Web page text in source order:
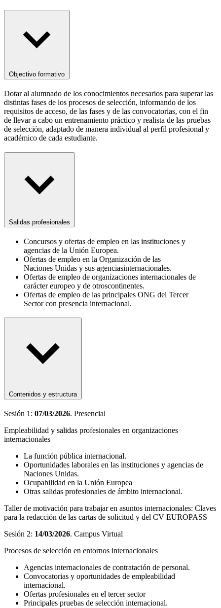
Objectivo formativo
Dotar al alumnado de los conocimientos necesarios para superar las
distintas fases de los procesos de selección, informando de los
requisitos de acceso, de las fases y de las convocatorias, con el fin
de llevar a cabo un entrenamiento práctico y realista de las pruebas
de selección, adaptado de manera individual al perfil profesional y
académico de cada estudiante.
Salidas profesionales
Concursos y ofertas de empleo en las instituciones y
agencias de la Unión Europea.
Ofertas de empleo en la Organización de las
Naciones Unidas y sus agenciasinternacionales.
Ofertas de empleo de organizaciones internacionales de
carácter europeo y de otroscontinentes.
Ofertas de empleo de las principales ONG del Tercer
Sector con presencia internacional.
Contenidos y estructura
Sesión 1: 07/03/2026. Presencial
Empleabilidad y salidas profesionales en organizaciones
internacionales
La función pública internacional.
Oportunidades laborales en las instituciones y agencias de
Naciones Unidas.
Ocupabilidad en la Unión Europea
Otras salidas profesionales de ámbito internacional.
Taller de motivación para trabajar en asuntos internacionales: Claves
para la redacción de las cartas de solicitud y del CV EUROPASS
Sesión 2: 14/03/2026. Campus Virtual
Procesos de selección en entornos internacionales
Agencias internacionales de contratación de personal.
Convocatorias y oportunidades de empleabilidad
internacional.
Ofertas profesionales en el tercer sector
Principales pruebas de selección internacional.